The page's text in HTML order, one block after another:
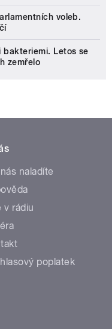
voleb.
bakteriemi. Letos se
zemřelo
naladíte
v rádiu
poplatek